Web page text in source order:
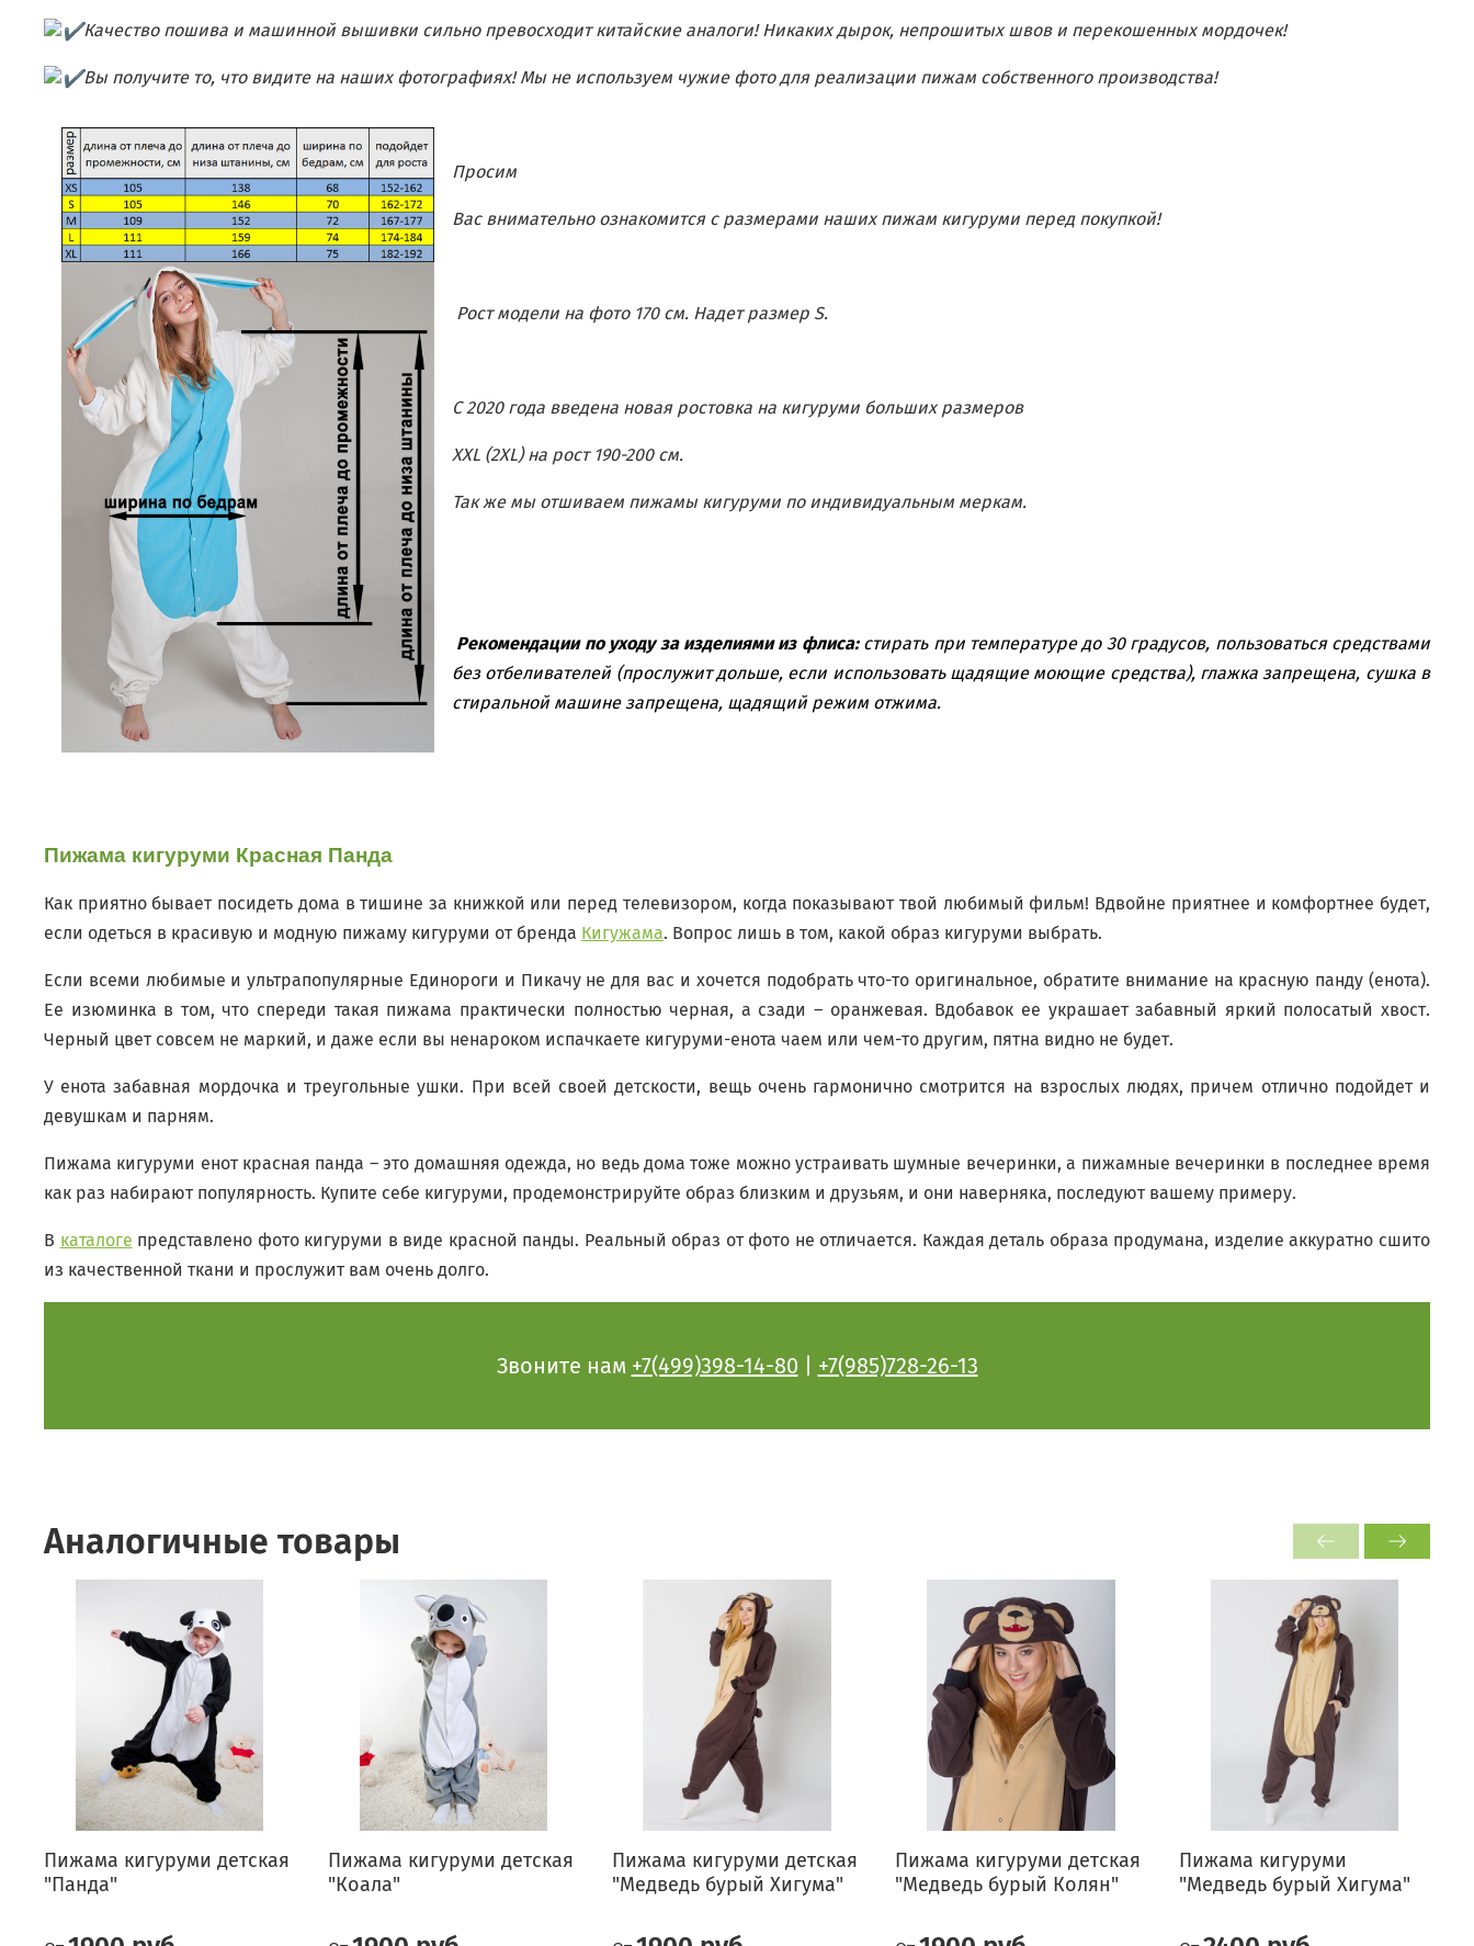
Качество пошива и машинной вышивки сильно превосходит китайские аналоги! Никаких дырок, непрошитых швов и перекошенных мордочек!
Вы получите то, что видите на наших фотографиях! Мы не используем чужие фото для реализации пижам собственного производства!
Просим
Вас внимательно ознакомится с размерами наших пижам кигуруми перед покупкой!
Рост модели на фото 170 см. Надет размер S.
С 2020 года введена новая ростовка на кигуруми больших размеров
XXL (2XL) на рост 190-200 см.
Так же мы отшиваем пижамы кигуруми по индивидуальным меркам.
Рекомендации по уходу за изделиями из флиса:стирать при температуре до 30 градусов, пользоваться средствами
без отбеливателей (прослужит дольше, если использовать щадящие моющие средства), глажка запрещена, сушка в
стиральной машине запрещена, щадящий режим отжима.
Пижама кигуруми Красная Панда
Как приятно бывает посидеть дома в тишине за книжкой или перед телевизором, когда показывают твой любимый фильм! Вдвойне приятнее и комфортнее будет,
если одеться в красивую и модную пижаму кигуруми от бренда Кигужама. Вопрос лишь в том, какой образ кигуруми выбрать.
Если всеми любимые и ультрапопулярные Единороги и Пикачу не для вас и хочется подобрать что-то оригинальное, обратите внимание на красную панду (енота).
Ее изюминка в том, что спереди такая пижама практически полностью черная, а сзади – оранжевая. Вдобавок ее украшает забавный яркий полосатый хвост.
Черный цвет совсем не маркий, и даже если вы ненароком испачкаете кигуруми-енота чаем или чем-то другим, пятна видно не будет.
У енота забавная мордочка и треугольные ушки. При всей своей детскости, вещь очень гармонично смотрится на взрослых людях, причем отлично подойдет и
девушкам и парням.
Пижама кигуруми енот красная панда – это домашняя одежда, но ведь дома тоже можно устраивать шумные вечеринки, а пижамные вечеринки в последнее время
как раз набирают популярность. Купите себе кигуруми, продемонстрируйте образ близким и друзьям, и они наверняка, последуют вашему примеру.
В каталоге представлено фото кигуруми в виде красной панды. Реальный образ от фото не отличается. Каждая деталь образа продумана, изделие аккуратно сшито
из качественной ткани и прослужит вам очень долго.
Звоните нам +7(499)398-14-80 +7(985)728-26-13
Аналогичные товары
Пижама кигуруми детская
"Панда"
Пижама кигуруми детская
"Коала"
Пижама кигуруми детская
"Медведь бурый Хигума"
Пижама кигуруми детская
"Медведь бурый Колян"
Пижама кигуруми
"Медведь бурый Хигума"